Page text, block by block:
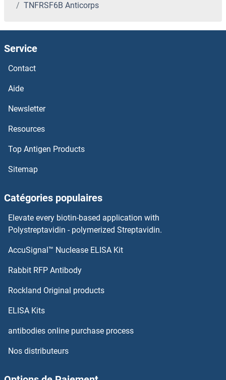
TNFAIP8 Anticorps
TNFAIP2 Anticorps
TNFAIP1 Anticorps
TNF Receptor-Associated Factor 4 Anticorps
TMX3 Anticorps
TNFSF14 Anticorps
TNFSF15 Anticorps
TNFSF4 Anticorps
TNFRSF6B Anticorps
Service
Contact
Aide
Newsletter
Resources
Top Antigen Products
Sitemap
Catégories populaires
Elevate every biotin-based application with
Polystreptavidin - polymerized Streptavidin.
AccuSignal™ Nuclease ELISA Kit
Rabbit RFP Antibody
Rockland Original products
ELISA Kits
antibodies online purchase process
Nos distributeurs